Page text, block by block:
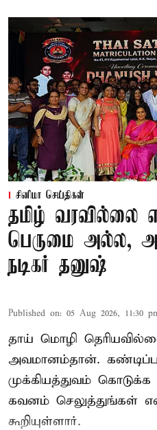
சினிமா செய்திகள்
தமிழ் வரவில்லை
பெருமை அல்ல,
நடிகர் தனுஷ்
Published on: 05 Aug 2026, 11:30
தாய் மொழி
அவமானம்தான்.
முக்கியத்துவம்
கவனம் செலுத்துங்கள்
கூறியுள்ளார்.